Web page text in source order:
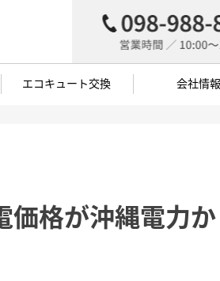
エコキュート交換 会社情報
格が沖縄電力